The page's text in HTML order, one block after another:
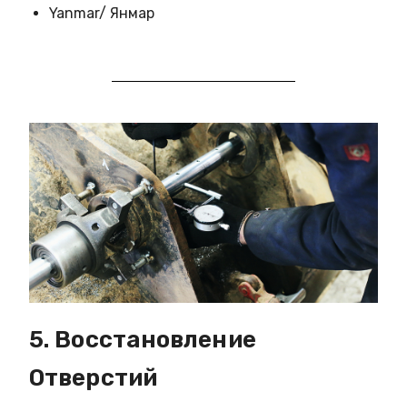
Yanmar/ Янмар
5. Восстановление
Отверстий